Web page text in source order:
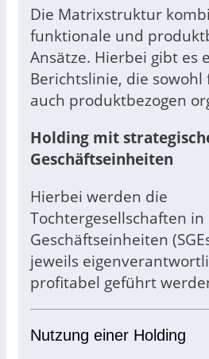
Die Matrixstruktur
funktionale und
Ansätze. Hierbei gibt es
Berichtslinie, die
auch produktbezogen
Holding mit
Geschäftseinheiten
Hierbei werden die
Tochtergesellschaften
Geschäftseinheiten
jeweils
profitabel geführt
Nutzung einer Holding